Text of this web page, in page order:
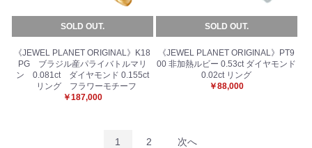
SOLD OUT.
《JEWEL PLANET ORIGINAL》K18
PG ブラジル産パライバトルマリ
ン 0.081ct ダイヤモンド 0.155ct
リング フラワーモチーフ
￥187,000
SOLD OUT.
《JEWEL PLANET ORIGINAL》PT9
00 非加熱ルビー 0.53ct ダイヤモンド
0.02ct リング
￥88,000
1 2 次へ